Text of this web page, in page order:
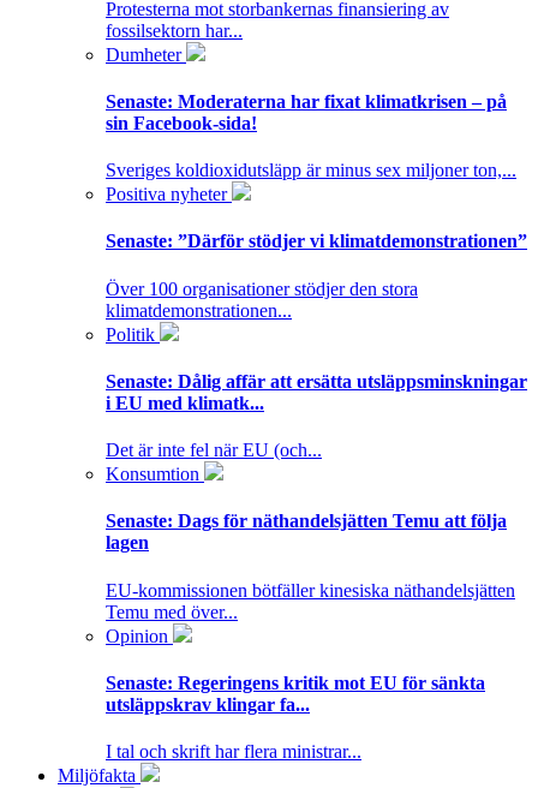
Protesterna mot storbankernas finansiering av
fossilsektorn har...
Dumheter
Senaste: Moderaterna har fixat klimatkrisen – på
sin Facebook-sida!
Sveriges koldioxidutsläpp är minus sex miljoner ton,...
Positiva nyheter
Senaste: ”Därför stödjer vi klimatdemonstrationen”
Över 100 organisationer stödjer den stora
klimatdemonstrationen...
Politik
Senaste: Dålig affär att ersätta utsläppsminskningar
i EU med klimatk...
Det är inte fel när EU (och...
Konsumtion
Senaste: Dags för näthandelsjätten Temu att följa
lagen
EU-kommissionen bötfäller kinesiska näthandelsjätten
Temu med över...
Opinion
Senaste: Regeringens kritik mot EU för sänkta
utsläppskrav klingar fa...
I tal och skrift har flera ministrar...
Miljöfakta